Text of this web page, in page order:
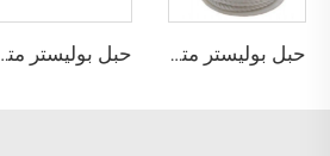
حبل بوليستر متعدد الخيوط ملتوي حبل بوليستر